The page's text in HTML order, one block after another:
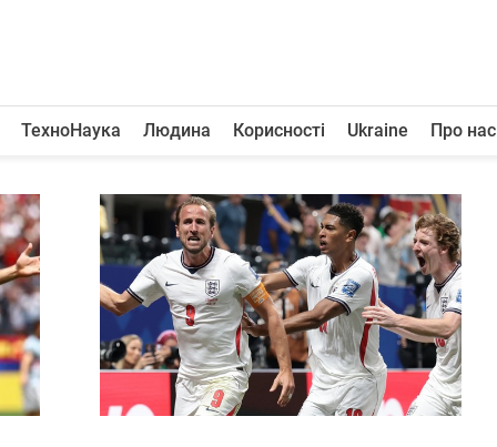
ТехноНаука Людина Корисності Ukraine Про нас